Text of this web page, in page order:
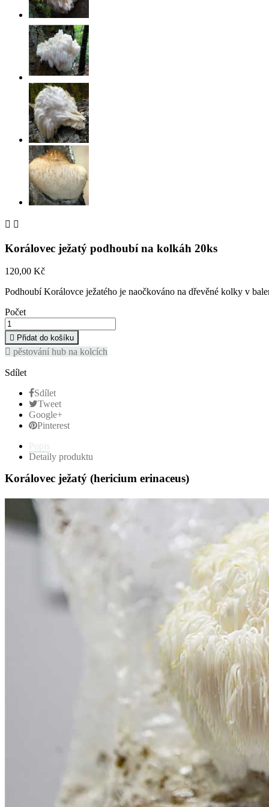
 
Korálovec ježatý podhoubí na kolkáh 20ks
120,00 Kč
Podhoubí Korálovce ježatého je naočkováno na dřevěné kolky v
Počet
 Přidat do košíku
 pěstování hub na kolcích
Sdílet
Sdílet
Tweet
Google+
Pinterest
Popis
Detaily produktu
Korálovec ježatý (hericium erinaceus)